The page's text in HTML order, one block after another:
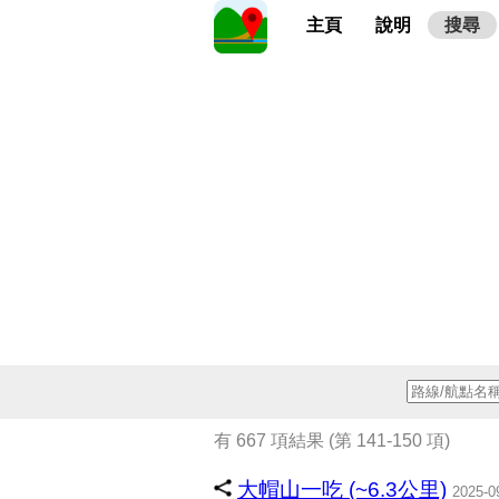
主頁 說明 搜尋
有 667 項結果 (第 141-150 項)
大帽山一吃 (~6.3公里) 2025-